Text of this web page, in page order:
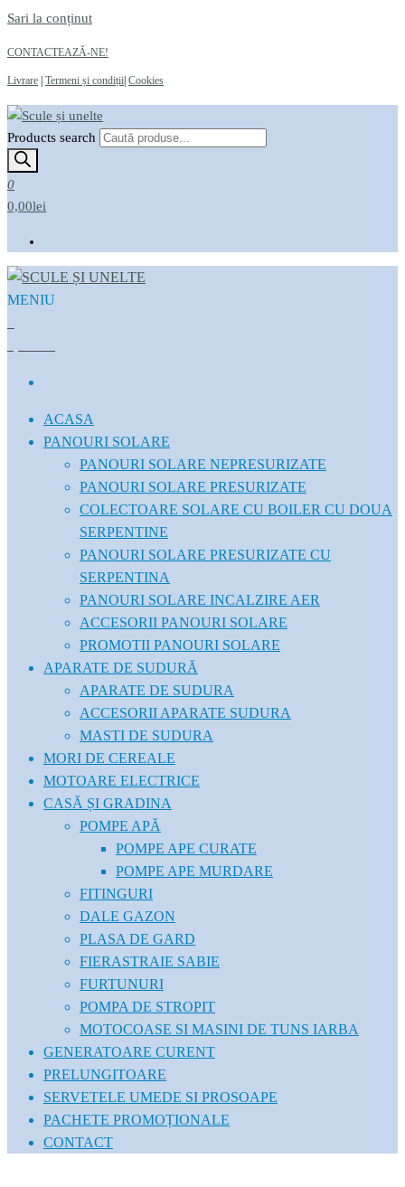
Sari la conținut
CONTACTEAZĂ-NE!
Livrare Termeni și condiții Cookies
Scule și unelte
Magazin online
Products search
0
0,00lei
MENIU
ACASA
PANOURI SOLARE
PANOURI SOLARE NEPRESURIZATE
PANOURI SOLARE PRESURIZATE
COLECTOARE SOLARE CU BOILER CU DOUA
SERPENTINE
PANOURI SOLARE PRESURIZATE CU
SERPENTINA
PANOURI SOLARE INCALZIRE AER
ACCESORII PANOURI SOLARE
PROMOTII PANOURI SOLARE
APARATE DE SUDURĂ
APARATE DE SUDURA
ACCESORII APARATE SUDURA
MASTI DE SUDURA
MORI DE CEREALE
MOTOARE ELECTRICE
CASĂ ȘI GRADINA
POMPE APĂ
POMPE APE CURATE
POMPE APE MURDARE
FITINGURI
DALE GAZON
PLASA DE GARD
FIERASTRAIE SABIE
FURTUNURI
POMPA DE STROPIT
MOTOCOASE SI MASINI DE TUNS IARBA
GENERATOARE CURENT
PRELUNGITOARE
SERVETELE UMEDE SI PROSOAPE
PACHETE PROMOȚIONALE
CONTACT